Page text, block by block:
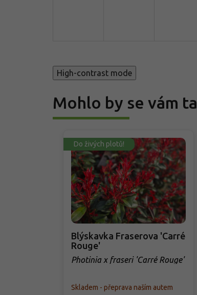
High-contrast mode
Mohlo by se vám
Do živých plotů!
Blýskavka Fraserova 'Carré
Rouge'
Photinia x fraseri 'Carré Rouge'
Skladem - přeprava naším autem